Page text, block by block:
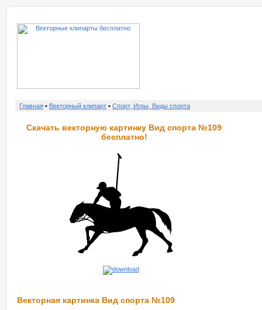
Главная • Векторный клипарт • Спорт, Игры, Виды спорта
Скачать векторную картинку Вид спорта №109
бесплатно!
Векторная картинка Вид спорта №109